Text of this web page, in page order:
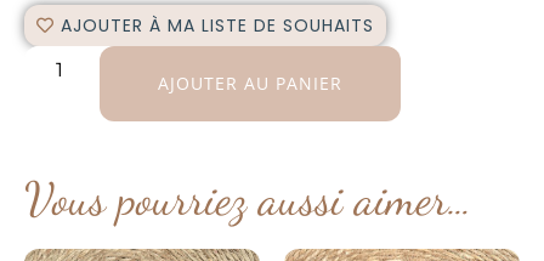
AJOUTER À MA LISTE DE SOUHAITS
AJOUTER AU PANIER
Vous pourriez aussi aimer…